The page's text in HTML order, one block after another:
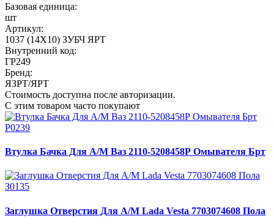
Базовая единица:
шт
Артикул:
1037 (14Х10) ЗУБЧ ЯРТ
Внутренний код:
ГР249
Бренд:
ЯЗРТ/ЯРТ
Стоимость доступна после авторизации.
С этим товаром часто покупают
Р0239
Втулка Бачка Для А/М Ваз 2110-5208458Р Омывателя Брт
З0135
Заглушка Отверстия Для А/М Lada Vesta 7703074608 Пола